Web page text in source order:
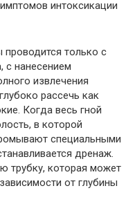
интоксикации
только с
с нанесением
извлечения
рассечь как
Когда весь гной
в которой
специальными
дренаж.
трубку, которая может
от глубины